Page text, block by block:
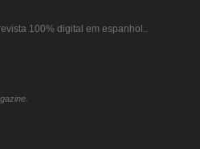
100% digital em espanhol..